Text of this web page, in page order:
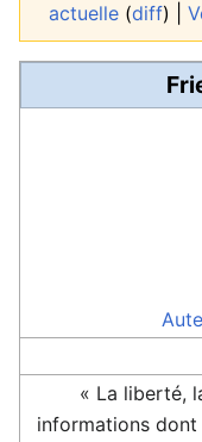
actuelle (diff) |
« La liberté,
informations